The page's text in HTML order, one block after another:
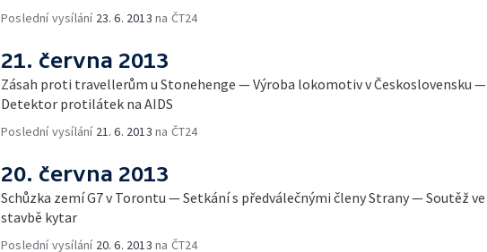
Poslední vysílání 23. 6. 2013 na ČT24
21. června 2013
Zásah proti travellerům u Stonehenge — Výroba lokomotiv v Československu —
Detektor protilátek na AIDS
Poslední vysílání 21. 6. 2013 na ČT24
20. června 2013
Schůzka zemí G7 v Torontu — Setkání s předválečnými členy Strany — Soutěž ve
stavbě kytar
Poslední vysílání 20. 6. 2013 na ČT24